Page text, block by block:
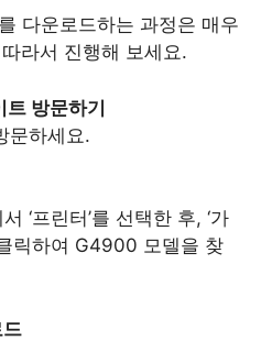
다운로드하는 과정은 매우
라서 진행해 보세요.
트 방문하기
문하세요.
‘프린터’를 선택한 후, ‘가
릭하여 G4900 모델을 찾